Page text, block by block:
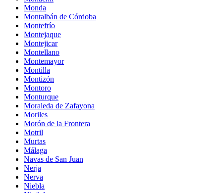
Monda
Montalbán de Córdoba
Montefrío
Montejaque
Montejicar
Montellano
Montemayor
Montilla
Montizón
Montoro
Monturque
Moraleda de Zafayona
Moriles
Morón de la Frontera
Motril
Murtas
Málaga
Navas de San Juan
Nerja
Nerva
Niebla